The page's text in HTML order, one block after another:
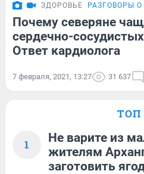
ЗДОРОВЬЕ РАЗГОВОРЫ
Почему северяне
сердечно-
Ответ кардиолога
7 февраля, 2021, 13:27 31 637
ТОП
1
Не варите из
жителям
заготовить